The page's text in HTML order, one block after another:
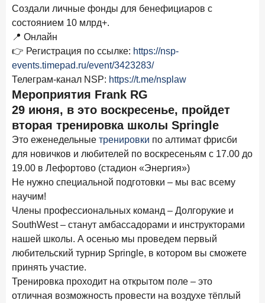
Клиент стал партнером: как трансформируется рынок
инвестиций
Ипотека. Итоги октября 2025 года
Рассылка Frank RG
Итоги недели, наша трактовка основных событий
на банковском рынке
ПОДПИСАТЬСЯ
Я согласен с условиямиобработки данных
Создали личные фонды для бенефициаров с
состоянием 10 млрд+.
📍 Онлайн
👉 Регистрация по ссылке: https://nsp-
events.timepad.ru/event/3423283/
Телеграм-канал NSP: https://t.me/nsplaw
Мероприятия Frank RG
29 июня, в это воскресенье, пройдет
вторая тренировка школы Springle
Это еженедельные тренировки по алтимат фрисби
для новичков и любителей по воскресеньям с 17.00 до
19.00 в Лефортово (стадион «Энергия»)
Не нужно специальной подготовки – мы вас всему
научим!
Члены профессиональных команд – Долгорукие и
SouthWest – станут амбассадорами и инструкторами
нашей школы. А осенью мы проведем первый
любительский турнир Springle, в котором вы сможете
принять участие.
Тренировка проходит на открытом поле – это
отличная возможность провести на воздухе тёплый